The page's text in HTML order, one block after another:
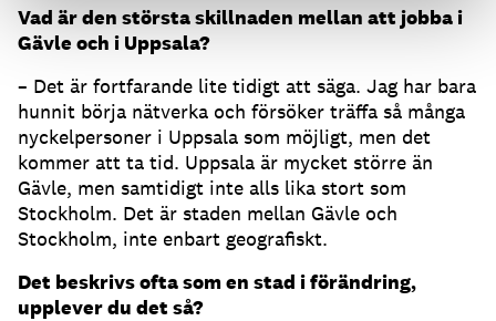
Vad är den största skillnaden mellan att jobba i
Gävle och i Uppsala?
– Det är fortfarande lite tidigt att säga. Jag har bara
hunnit börja nätverka och försöker träffa så många
nyckelpersoner i Uppsala som möjligt, men det
kommer att ta tid. Uppsala är mycket större än
Gävle, men samtidigt inte alls lika stort som
Stockholm. Det är staden mellan Gävle och
Stockholm, inte enbart geografiskt.
Det beskrivs ofta som en stad i förändring,
upplever du det så?